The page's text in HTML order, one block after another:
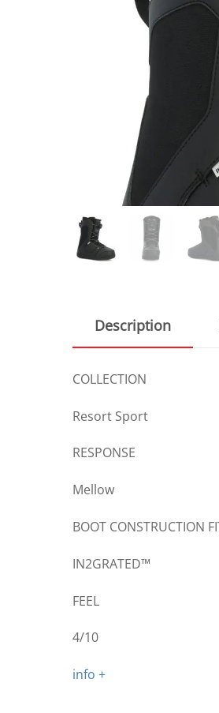
Description
COLLECTION
Resort Sport
RESPONSE
Mellow
BOOT CONSTRUCTION
IN2GRATED™
FEEL
4/10
info +